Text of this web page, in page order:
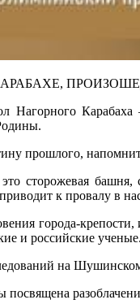
ПРОИЗОШЕДШИЕ В
Карабаха
прошлого,
сторожевая
к провалу в
города-
и российские
на
посвящена